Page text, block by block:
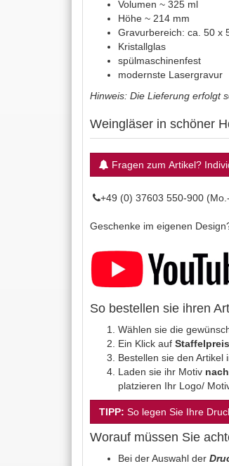
Volumen ~ 325 ml
Höhe ~ 214 mm
Gravurbereich: ca. 50 x
Kristallglas
spülmaschinenfest
modernste Lasergravur
Hinweis: Die Lieferung erfolgt
Weingläser in schöner
Fragen zum Artikel?
+49 (0) 37603 550-900
Geschenke im eigenen
So bestellen sie ihren
Wählen sie die
Ein Klick auf
Bestellen sie den Artikel
Laden sie ihr Motiv
platzieren Ihr Logo/
TIPP: So legen Sie Ihre
Worauf müssen Sie
Bei der Auswahl der